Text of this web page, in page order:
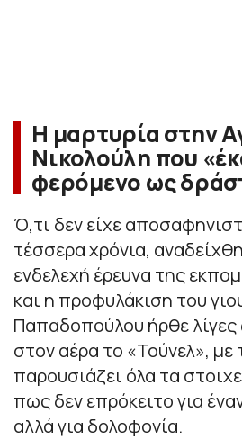
Η μαρτυρία στην
Νικολούλη που
φερόμενο ως
Ό,τι δεν είχε
τέσσερα χρόνια,
ενδελεχή έρευνα της
και η προφυλάκιση του
Παπαδοπούλου ήρθε λίγες
στον αέρα το «Τούνελ»,
παρουσιάζει όλα τα
πως δεν επρόκειτο για
αλλά για δολοφονία.